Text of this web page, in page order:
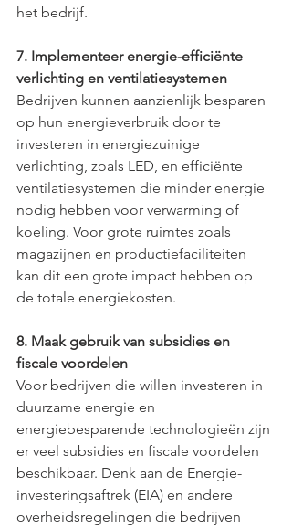
het bedrijf.
7. Implementeer energie-efficiënte
verlichting en ventilatiesystemen
Bedrijven kunnen aanzienlijk besparen
op hun energieverbruik door te
investeren in energiezuinige
verlichting, zoals LED, en efficiënte
ventilatiesystemen die minder energie
nodig hebben voor verwarming of
koeling. Voor grote ruimtes zoals
magazijnen en productiefaciliteiten
kan dit een grote impact hebben op
de totale energiekosten.
8. Maak gebruik van subsidies en
fiscale voordelen
Voor bedrijven die willen investeren in
duurzame energie en
energiebesparende technologieën zijn
er veel subsidies en fiscale voordelen
beschikbaar. Denk aan de Energie-
investeringsaftrek (EIA) en andere
overheidsregelingen die bedrijven